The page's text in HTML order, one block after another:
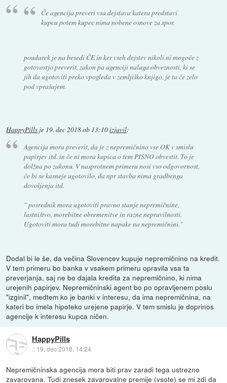
Če agencija preveri vsa dejstava katera predstavi
kupcu potem kupec nima nobene osnove za spor.
poudarek je na besedi ČE in ker vseh dejstev nikoli ni mogoče z
gotovostjo preverit, zakon pa agenciji nalaga obveznosti, ki se
jih da ugotoviti preko vpogleda v zemljiško knjigo, je ta če zelo
pod vprašajem.
HappyPills je 19. dec 2018 ob 13:10izjavil:
Agencija mora preverit, da je z nepremičnino vse OK v smislu
papirjev itd. in če ni mora kupica o tem PISNO obvestit. To je
dolžna po zakonu. V nasprotnem primeru nosi vso odgovornost,
če bi se kasneje ugotovilo, da npr stavba nima gradbenga
dovoljenja itd.
" posrednik mora ugotoviti pravno stanje nepremičnine,
lastništvo, morebitne obremenitve in razne nepravilnosti.
Ugotoviti mora tudi morebitne napake na nepremičnini."
Dodal bi le še, da večina Slovencev kupuje nepremičnino na kredit.
V tem primeru bo banka v vsakem primeru opravila vsa ta
preverjanja, saj ne bo dajala kredita za nepremičnino, ki nima
urejenih papirjev. Nepremičninski agent bo po opravljenem poslu
"izginil", medtem ko je banki v interesu, da ima nepremičnina, na
kateri bo imela hipoteko urejene papirje. V tem smislu je doprinos
agencije k interesu kupca ničen.
HappyPills
:: 19. dec 2018, 14:24
Nepremičninska agencija mora biti prav zaradi tega ustrezno
zavarovana. Tudi znesek zavarovalne premije (vsote) se mi zdi da